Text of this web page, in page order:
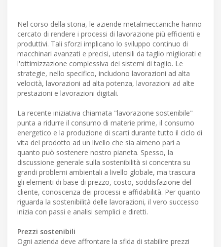
Nel corso della storia, le aziende metalmeccaniche hanno
cercato di rendere i processi di lavorazione più efficienti e
produttivi. Tali sforzi implicano lo sviluppo continuo di
macchinari avanzati e precisi, utensili da taglio migliorati e
l'ottimizzazione complessiva dei sistemi di taglio. Le
strategie, nello specifico, includono lavorazioni ad alta
velocità, lavorazioni ad alta potenza, lavorazioni ad alte
prestazioni e lavorazioni digitali.
La recente iniziativa chiamata "lavorazione sostenibile"
punta a ridurre il consumo di materie prime, il consumo
energetico e la produzione di scarti durante tutto il ciclo di
vita del prodotto ad un livello che sia almeno pari a
quanto può sostenere nostro pianeta. Spesso, la
discussione generale sulla sostenibilità si concentra su
grandi problemi ambientali a livello globale, ma trascura
gli elementi di base di prezzo, costo, soddisfazione del
cliente, conoscenza dei processi e affidabilità. Per quanto
riguarda la sostenibilità delle lavorazioni, il vero successo
inizia con passi e analisi semplici e diretti.
Prezzi sostenibili
Ogni azienda deve affrontare la sfida di stabilire prezzi